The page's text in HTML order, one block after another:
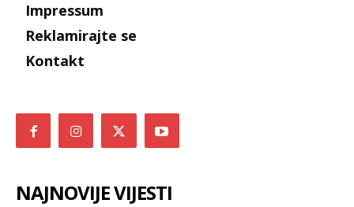
Impressum
Reklamirajte se
Kontakt
NAJNOVIJE VIJESTI